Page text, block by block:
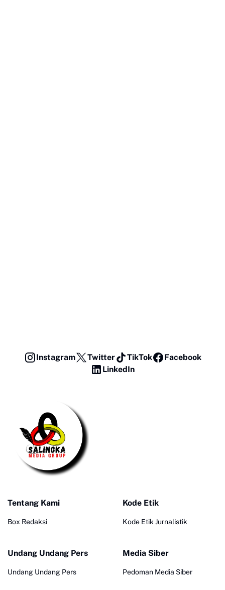
Instagram Twitter TikTok
Facebook
LinkedIn
Tentang Kami
Box Redaksi
Kode Etik
Kode Etik Jurnalistik
Undang Undang Pers
Undang Undang Pers
Media Siber
Pedoman Media Siber